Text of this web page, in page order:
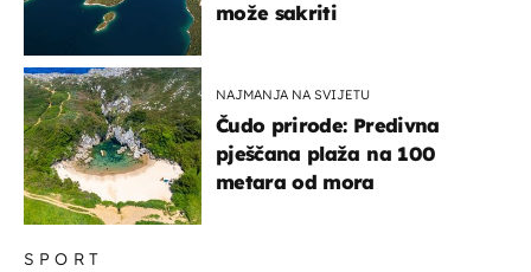
SPORT
može sakriti
NAJMANJA NA SVIJETU
Čudo prirode: Predivna
pješčana plaža na 100
metara od mora